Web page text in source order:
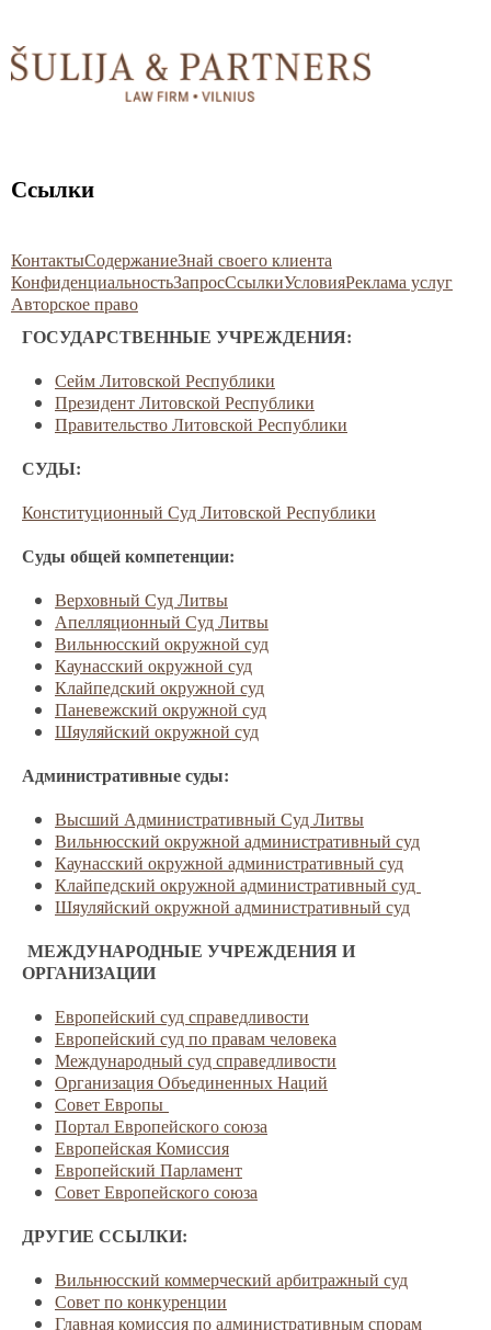
Ссылки
КонтактыСодержаниеЗнай своего клиента
КонфиденциальностьЗапросСсылкиУсловияРеклама услуг
Авторское право
ГОСУДАРСТВЕННЫЕ УЧРЕЖДЕНИЯ:
Сейм Литовской Республики
Президент Литовской Республики
Правительство Литовской Республики
СУДЫ:
Конституционный Суд Литовской Республики
Суды общей компетенции:
Верховный Суд Литвы
Апелляционный Суд Литвы
Вильнюсский окружной суд
Каунасский окружной суд
Клайпедский окружной суд
Паневежский окружной суд
Шяуляйский окружной суд
Административные суды:
Высший Административный Суд Литвы
Вильнюсский окружной административный суд
Каунасский окружной административный суд
Клайпедский окружной административный суд
Шяуляйский окружной административный суд
МЕЖДУНАРОДНЫЕ УЧРЕЖДЕНИЯ И
ОРГАНИЗАЦИИ
Европейский суд справедливости
Европейский суд по правам человека
Международный суд справедливости
Организация Объединенных Наций
Совет Европы
Портал Европейского союза
Европейская Комиссия
Европейский Парламент
Совет Европейского союза
ДРУГИЕ ССЫЛКИ:
Вильнюсский коммерческий арбитражный суд
Совет по конкуренции
Главная комиссия по административным спорам